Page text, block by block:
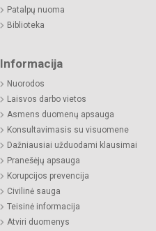
Patalpų nuoma
Biblioteka
Informacija
Nuorodos
Laisvos darbo vietos
Asmens duomenų apsauga
Konsultavimasis su visuomene
Dažniausiai užduodami klausimai
Pranešėjų apsauga
Korupcijos prevencija
Civilinė sauga
Teisinė informacija
Atviri duomenys